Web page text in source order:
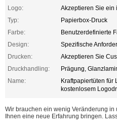
Logo:
Akzeptieren Sie
Typ:
Papierbox-Druck
Farbe:
Benutzerdefinierte
Design:
Spezifische
Drucken:
Akzeptieren Sie
Druckhandling:
Prägung,
Name:
Kraftpapiertüten für
kostenlosem
Wir brauchen ein wenig Veränderung
Ihnen eine neue Erfahrung bringen.